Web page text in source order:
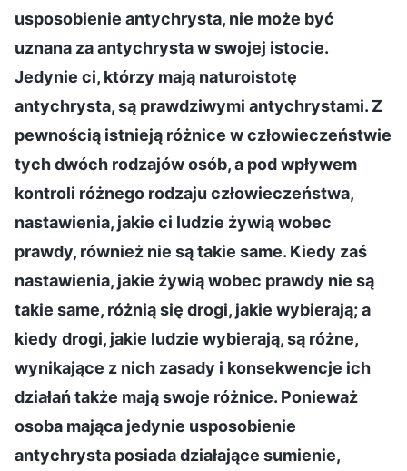
usposobienie antychrysta, nie może być
uznana za antychrysta w swojej istocie.
Jedynie ci, którzy mają naturoistotę
antychrysta, są prawdziwymi antychrystami. Z
pewnością istnieją różnice w człowieczeństwie
tych dwóch rodzajów osób, a pod wpływem
kontroli różnego rodzaju człowieczeństwa,
nastawienia, jakie ci ludzie żywią wobec
prawdy, również nie są takie same. Kiedy zaś
nastawienia, jakie żywią wobec prawdy nie są
takie same, różnią się drogi, jakie wybierają; a
kiedy drogi, jakie ludzie wybierają, są różne,
wynikające z nich zasady i konsekwencje ich
działań także mają swoje różnice. Ponieważ
osoba mająca jedynie usposobienie
antychrysta posiada działające sumienie,